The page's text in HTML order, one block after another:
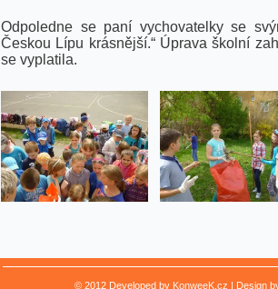
Odpoledne se paní vychovatelky se
Českou Lípu krásnější.“ Úprava školní
se vyplatila.
© 2012 Developed by KonweeK.cz | Design